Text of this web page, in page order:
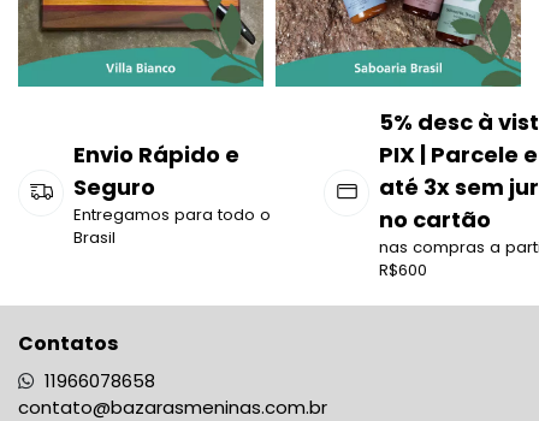
Envio Rápido e
Seguro
Entregamos para todo o
Brasil
5% desc à
PIX | Parcele
até 3x sem
no cartão
nas compras a
R$600
Contatos
11966078658
contato@bazarasmeninas.com.br